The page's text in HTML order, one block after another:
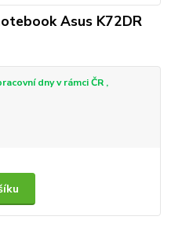
Asus K72DR
dny v rámci ČR ,